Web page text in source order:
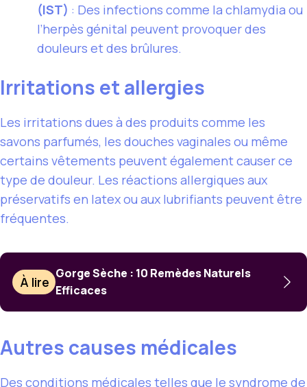
(IST) : Des infections comme la chlamydia ou
l’herpès génital peuvent provoquer des
douleurs et des brûlures.
Irritations et allergies
Les irritations dues à des produits comme les
savons parfumés, les douches vaginales ou même
certains vêtements peuvent également causer ce
type de douleur. Les réactions allergiques aux
préservatifs en latex ou aux lubrifiants peuvent être
fréquentes.
À lire
Gorge Sèche : 10 Remèdes Naturels
Efficaces
Autres causes médicales
Des conditions médicales telles que le syndrome de